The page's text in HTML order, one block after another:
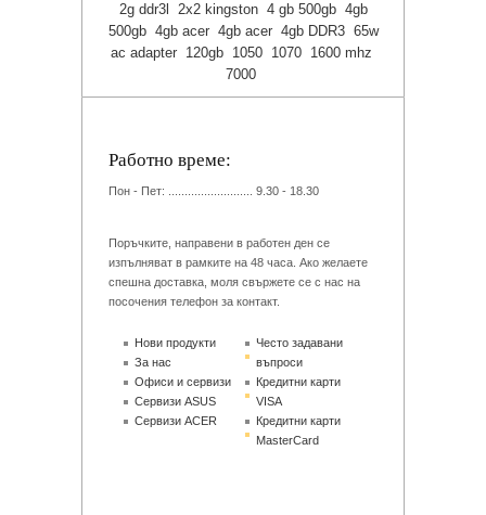
2g ddr3l 2x2 kingston 4 gb 500gb 4gb
500gb 4gb acer 4gb acer 4gb DDR3 65w
ac adapter
120gb 1050 1070
1600 mhz
7000
Работно време:
Пон - Пет: .......................... 9.30 - 18.30
Поръчките, направени в работен ден се
изпълняват в рамките на 48 часа. Ако желаете
спешна доставка, моля свържете се с нас на
посочения телефон за контакт.
Нови продукти
За нас
Офиси и сервизи
Сервизи ASUS
Сервизи ACER
Често задавани
въпроси
Кредитни карти
VISA
Кредитни карти
MasterCard